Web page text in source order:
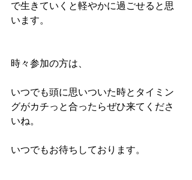
で生きていくと軽やかに過ごせると思
います。
時々参加の方は、
いつでも頭に思いついた時とタイミン
グがカチっと合ったらぜひ来てくださ
いね。
いつでもお待ちしております。